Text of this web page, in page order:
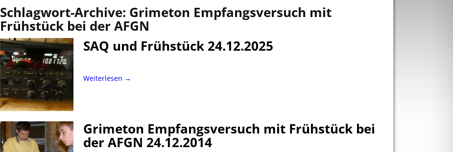
Schlagwort-Archive: Grimeton Empfangsversuch mit
Frühstück bei der AFGN
SAQ und Frühstück 24.12.2025
Weiterlesen →
Grimeton Empfangsversuch mit Frühstück bei
der AFGN 24.12.2014